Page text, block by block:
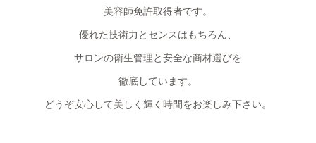
美容師免許取得者です。
優れた技術力とセンスはもちろん、
サロンの衛生管理と安全な商材選びを
徹底しています。
どうぞ安心して美しく輝く時間をお楽しみ下さい。